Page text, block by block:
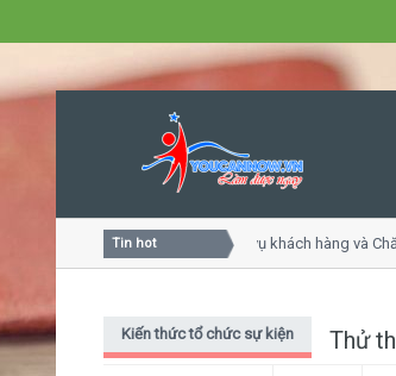
Tin hot
Khóa học Tư duy dịch vụ khách hàng và
Thử
Kiến thức tổ chức sự kiện